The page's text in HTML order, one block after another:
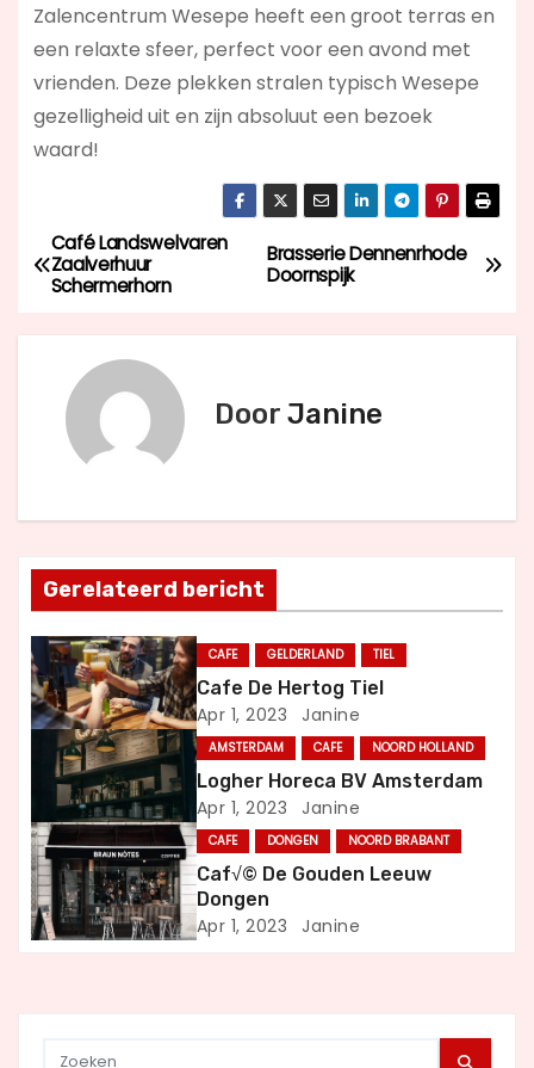
Zalencentrum Wesepe heeft een groot terras en
een relaxte sfeer, perfect voor een avond met
vrienden. Deze plekken stralen typisch Wesepe
gezelligheid uit en zijn absoluut een bezoek
waard!
B
t
n
a
v
a
t
Brasserie Dennenrhode
Doornspijk
Café Landswelvaren
Zaalverhuur
Schermerhorn
Door Janine
Gerelateerd bericht
CAFE GELDERLAND TIEL
Cafe De Hertog Tiel
Apr 1, 2023 Janine
AMSTERDAM CAFE NOORD HOLLAND
Logher Horeca BV Amsterdam
Apr 1, 2023 Janine
CAFE DONGEN NOORD BRABANT
Caf√© De Gouden Leeuw
Dongen
Apr 1, 2023 Janine